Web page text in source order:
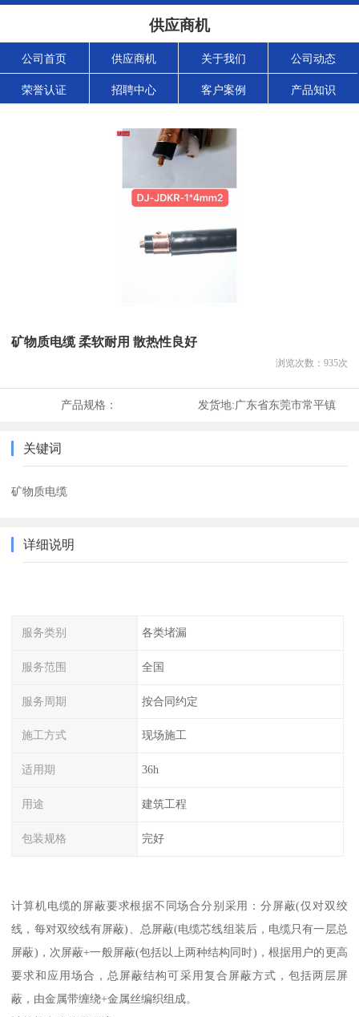
供应商机
公司首页 供应商机 关于我们 公司动态
荣誉认证 招聘中心 客户案例 产品知识
矿物质电缆 柔软耐用 散热性良好
浏览次数： 935次
产品规格： 发货地:广东省东莞市常平镇
关键词
矿物质电缆
详细说明
服务类别 各类堵漏
服务范围 全国
服务周期 按合同约定
施工方式 现场施工
适用期 36h
用途 建筑工程
包装规格 完好
计算机电缆的屏蔽要求根据不同场合分别采用：分屏蔽(仅对双绞
线，每对双绞线有屏蔽)、总屏蔽(电缆芯线组装后，电缆只有一层总
屏蔽)，次屏蔽+一般屏蔽(包括以上两种结构同时)，根据用户的更高
要求和应用场合，总屏蔽结构可采用复合屏蔽方式，包括两层屏
蔽，由金属带缠绕+金属丝编织组成。